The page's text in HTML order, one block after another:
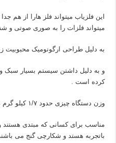
این فلزیاب میتواند فلز هارا از هم
میتواند فلزات را به صوری صوتی و
به دلیل طراحی ارگونومیک محبوبیت
و به دلیل داشتن سیستم بسیار
کرده است .
وزن دستگاه چیزی حدود ۱/۷ کیلو گرم می باشد،
مناسب برای کسانی که مبتدی
باتجربه هستد و شکارچی گنج می